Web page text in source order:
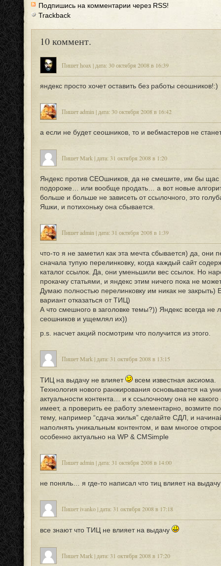
Подпишись на комментарии через RSS!
Trackback
10 коммент.
Пишет hoax | дата: 30 октября 2008 в 16:39
яндекс просто хочет оставить без работы сеошников!:)
Пишет admin | дата: 30 октября 2008 в 16:42
а если не будет сеошников, то и вебмастеров не
Пишет Mark | дата: 31 октября 2008 в 1:20
Яндекс против СЕОшников, да не смешите, им бы щас
подороже… или вообще продать… а вот новые
больше и больше не зависеть от ссылочного, это
Яшки, и потихоньку она сбывается.
Пишет admin | дата: 31 октября 2008 в 1:39
что-то я не заметил как эта мечта сбывается) да, они
сначала тупую перелинковку, когда каждый сайт
каталог ссылок. Да, они уменьшили вес ссылок. Но
прокачку статьями, и яндекс этим ничего пока не
Думаю полностью перелинковку им никак не закрыть)
вариант отказаться от ТИЦ)
А что смешного в заголовке темы?)) Яндекс всегда не
сеошников и ущемлял их))
p.s. насчет акций посмотрим что получится из этого.
Пишет Mark | дата: 31 октября 2008 в 13:15
ТИЦ на выдачу не влияет
всем известная аксиома.
Технология нового ранжирования основывается на
актуальности контента… и к ссылочному она не
имеет, а проверить ее работу элементарно, возмите
тему, например “сдача жилья” сделайте СДЛ, и
наполнять уникальным контентом, и вам многое
особенно актуально на WP & CMSimple
Пишет admin | дата: 31 октября 2008 в 14:00
не поняль… я где-то написал что тиц влияет на
Пишет ivanko | дата: 31 октября 2008 в 17:18
все знают что ТИЦ не влияет на выдачу
Пишет Mark | дата: 31 октября 2008 в 17:20